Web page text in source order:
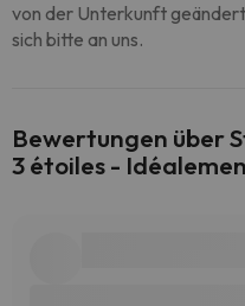
von der Unterkunft
sich bitte an uns.
Bewertungen über
3 étoiles -